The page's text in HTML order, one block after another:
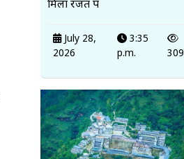
मिला रजत प
July 28,
2026
3:35
p.m.
309